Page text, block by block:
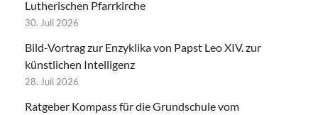
Lutherischen Pfarrkirche
30. Juli 2026
Bild-Vortrag zur Enzyklika von Papst Leo XIV. zur
künstlichen Intelligenz
28. Juli 2026
Ratgeber Kompass für die Grundschule vom